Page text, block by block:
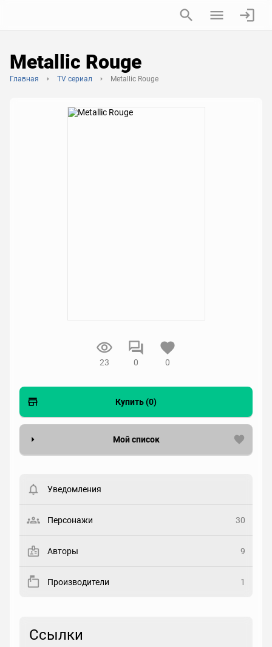
Metallic Rouge
Главная TV сериал Metallic Rouge
23 0 0
Купить (0)
Мой список
Статус
Рейтинг
Выберите реакцию
Уведомления
Персонажи 30
Авторы 9
Производители 1
Ссылки